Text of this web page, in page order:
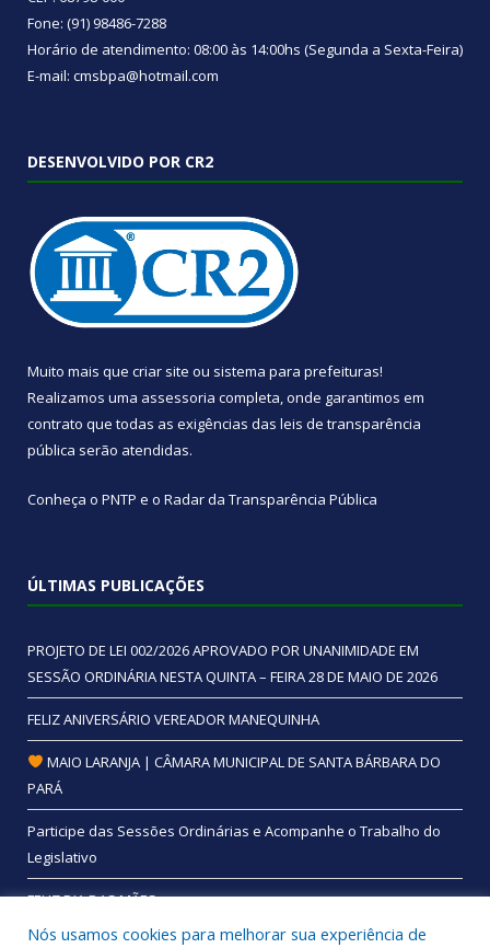
Fone: (91) 98486-7288
Horário de atendimento: 08:00 às 14:00hs (Segunda a Sexta-Feira)
E-mail: cmsbpa@hotmail.com
DESENVOLVIDO POR CR2
Muito mais que criar site ou sistema para prefeituras!
Realizamos uma assessoria completa, onde garantimos em
contrato que todas as exigências das leis de transparência
pública serão atendidas.
Conheça o PNTP e o Radar da Transparência Pública
ÚLTIMAS PUBLICAÇÕES
PROJETO DE LEI 002/2026 APROVADO POR UNANIMIDADE EM
SESSÃO ORDINÁRIA NESTA QUINTA – FEIRA 28 DE MAIO DE 2026
FELIZ ANIVERSÁRIO VEREADOR MANEQUINHA
MAIO LARANJA | CÂMARA MUNICIPAL DE SANTA BÁRBARA DO
PARÁ
Participe das Sessões Ordinárias e Acompanhe o Trabalho do
Legislativo
FELIZ DIA DAS MÃES
Nós usamos cookies para melhorar sua experiência de